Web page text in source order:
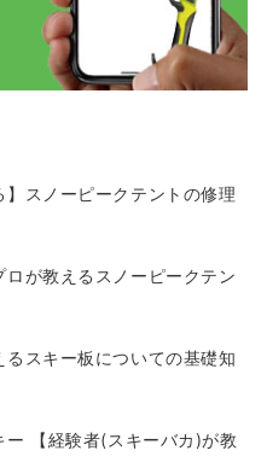
】スノーピークテントの修理
ロが教えるスノーピークテン
るスキー板についての基礎知
ー 【経験者(スキーバカ)が教